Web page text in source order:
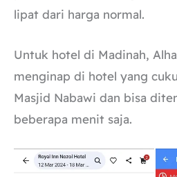
lipat dari harga normal.
Untuk hotel di Madinah,
menginap di hotel yang
Masjid Nabawi dan bisa
beberapa menit saja.